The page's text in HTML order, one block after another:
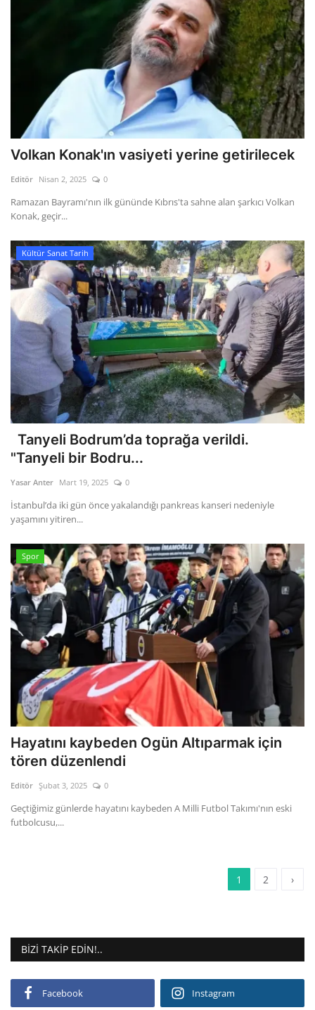
Volkan Konak'ın vasiyeti yerine getirilecek
Editör Nisan 2, 2025 0
Ramazan Bayramı'nın ilk gününde Kıbrıs'ta sahne alan şarkıcı Volkan
Konak, geçir...
Kültür Sanat Tarih
Tanyeli Bodrum’da toprağa verildi.
"Tanyeli bir Bodru...
Yasar Anter Mart 19, 2025 0
İstanbul’da iki gün önce yakalandığı pankreas kanseri nedeniyle
yaşamını yitiren...
Spor
Hayatını kaybeden Ogün Altıparmak için
tören düzenlendi
Editör Şubat 3, 2025 0
Geçtiğimiz günlerde hayatını kaybeden A Milli Futbol Takımı'nın eski
futbolcusu,...
1 2 ›
BIZI TAKIP EDIN!..
Facebook Instagram